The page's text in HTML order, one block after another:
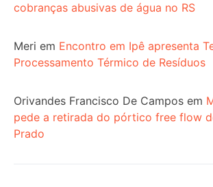
cobranças abusivas de água no RS
Meri em Encontro em Ipê apresenta
Processamento Térmico de Resíduos
Orivandes Francisco De Campos em
pede a retirada do pórtico free flow
Prado